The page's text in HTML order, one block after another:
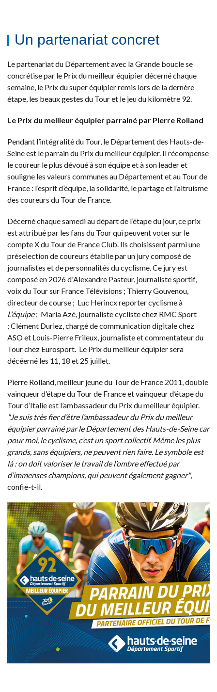
Un partenariat concret
Le partenariat du Département avec la Grande boucle se
concrétise par le Prix du meilleur équipier décerné chaque
semaine, le Prix du super équipier remis lors de la dernère
étape, les beaux gestes du Tour et le jeu du kilomètre 92.
Le Prix du meilleur équipier parrainé par Pierre Rolland
Pendant l’intégralité du Tour, le Département des Hauts-de-
Seine est le parrain du Prix du meilleur équipier. Il récompense
le coureur le plus dévoué à son équipe et à son leader et
souligne les valeurs communes au Département et au Tour de
France : l’esprit d’équipe, la solidarité, le partage et l’altruisme
des coureurs du Tour de France.
Décerné chaque samedi au départ de l’étape du jour, ce prix
est attribué par les fans du Tour qui peuvent voter sur le
compte X du Tour de France Club. Ils choisissent parmi une
préselection de coureurs établie par un jury composé de
journalistes et de personnalités du cyclisme. Ce jury est
composé en 2026 d'Alexandre Pasteur, journaliste sportif,
voix du Tour sur France Télévisions ; Thierry Gouvenou,
directeur de course ; Luc Herincx reporter cyclisme à
L'équipe; Maria Azé, journaliste cycliste chez RMC Sport
; Clément Duriez, chargé de communication digitale chez
ASO et Louis-Pierre Frileux, journaliste et commentateur du
Tour chez Eurosport. Le Prix du meilleur équipier sera
décéerné les 11, 18 et 25 juillet.
Pierre Rolland, meilleur jeune du Tour de France 2011, double
vainqueur d’étape du Tour de France et vainqueur d’étape du
Tour d’Italie est l’ambassadeur du Prix du meilleur équipier.
"Je suis très fier d’être l’ambassadeur du Prix du meilleur
équipier parrainé par le Département des Hauts-de-Seine car
pour moi, le cyclisme, c’est un sport collectif. Même les plus
grands, sans équipiers, ne peuvent rien faire. Le symbole est
là : on doit valoriser le travail de l’ombre effectué par
d’immenses champions, qui peuvent également gagner",
confie-t-il.